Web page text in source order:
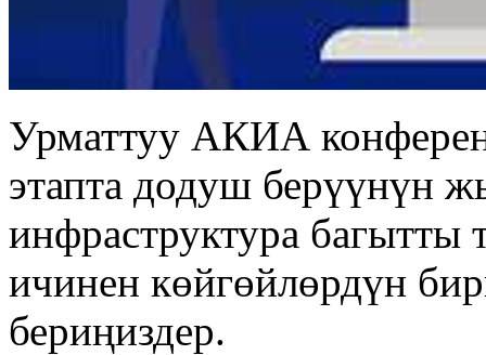
Урматтуу АКИА
этапта додуш берүүнүн
инфраструктура багытты
ичинен көйгөйлөрдүн
бериңиздер.